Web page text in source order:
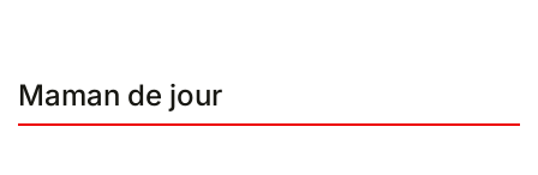
Maman de jour